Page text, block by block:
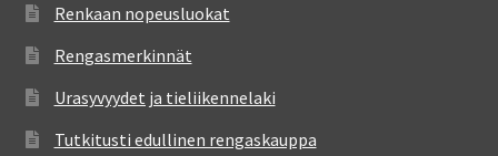
Renkaan nopeusluokat
Rengasmerkinnät
Urasyvyydet ja tieliikennelaki
Tutkitusti edullinen rengaskauppa